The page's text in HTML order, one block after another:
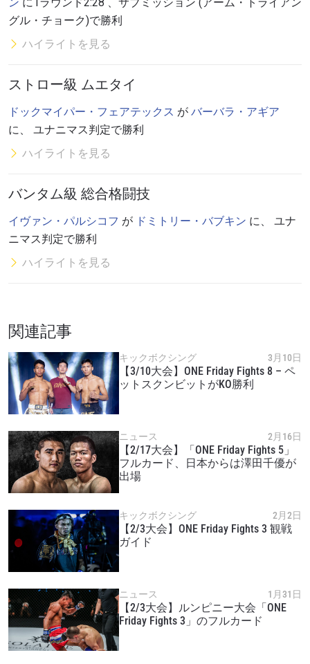
ン に1ラウンド2:28 、サブミッション (アーム・トライアン
グル・チョーク)で勝利
ハイライトを見る
ストロー級 ムエタイ
ドックマイパー・フェアテックス が バーバラ・アギア
に、 ユナニマス判定で勝利
ハイライトを見る
バンタム級 総合格闘技
イヴァン・パルシコフ が ドミトリー・バブキン に、 ユナ
ニマス判定で勝利
ハイライトを見る
関連記事
キックボクシング 3月10日
【3/10大会】ONE Friday Fights 8 – ペ
ットスクンビットがKO勝利
ニュース 2月16日
【2/17大会】「ONE Friday Fights 5」
フルカード、日本からは澤田千優が
出場
キックボクシング 2月2日
【2/3大会】ONE Friday Fights 3 観戦
ガイド
ニュース 1月31日
【2/3大会】ルンピニー大会「ONE
Friday Fights 3」のフルカード